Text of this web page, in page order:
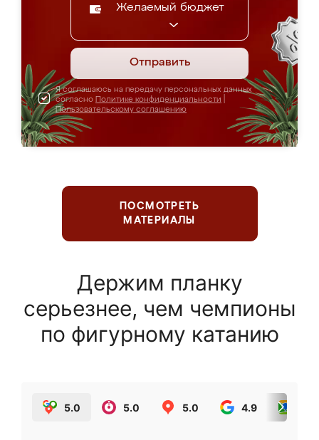
Желаемый бюджет
Отправить
Я соглашаюсь на передачу персональных данных
согласно Политике конфиденциальности
Пользовательскому соглашению
ПОСМОТРЕТЬ
МАТЕРИАЛЫ
Держим планку
серьезнее, чем чемпионы
по фигурному катанию
5.0 5.0 5.0 4.9